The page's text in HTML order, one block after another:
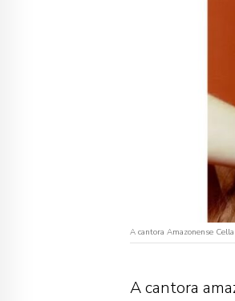
A cantora Amazonense
A cantora